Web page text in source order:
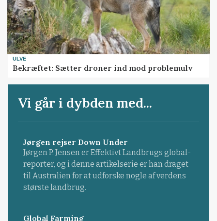
ULVE
Bekræftet: Sætter droner ind mod problemulv
Vi går i dybden med...
Jørgen rejser Down Under
Jørgen P. Jensen er Effektivt Landbrugs global-
reporter, og i denne artikelserie er han draget
til Australien for at udforske nogle af verdens
største landbrug.
Global Farming